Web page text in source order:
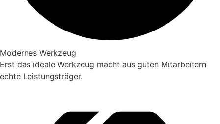
Modernes Werkzeug
Erst das ideale Werkzeug macht aus guten Mitarbeitern
echte Leistungsträger.